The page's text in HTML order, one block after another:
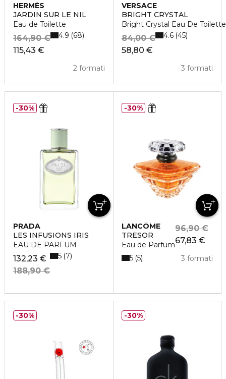
HERMÈS
JARDIN SUR LE NIL
Eau de Toilette
115,43 €
164,90 €
2 formati
4.9 68
VERSACE
BRIGHT CRYSTAL
Bright Crystal Eau De
58,80 €
84,00 €
3 formati
4.6 45
PRADA
LES INFUSIONS IRIS
EAU DE PARFUM
132,23 €
188,90 €
5 7
30%
LANCÔME
TRÉSOR
Eau de Parfum67,83 €
96,90 €
3 formati
5 5
30%
30% 30%